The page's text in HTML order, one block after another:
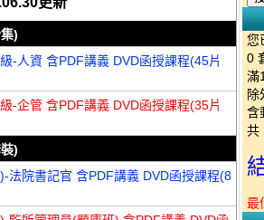
)
-人資 含PDF講義 DVD函授課程(45片
-企管 含PDF講義 DVD函授課程(35片
)
法院書記官 含PDF講義 DVD函授課程(8
您
0
滿
除
含
共
最